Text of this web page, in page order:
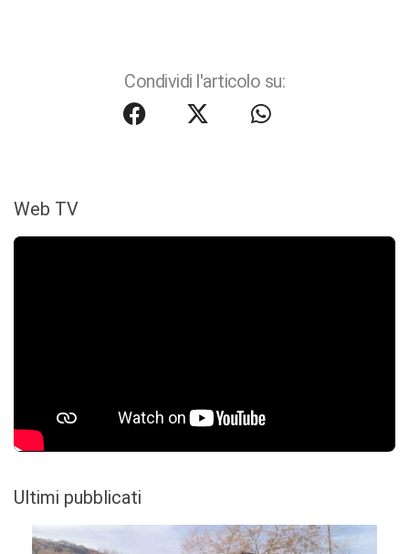
Condividi l'articolo su:
Web TV
Ultimi pubblicati